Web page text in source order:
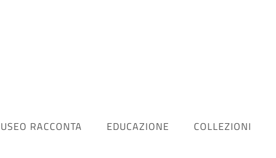
RACCONTA EDUCAZIONE COLLEZIONI